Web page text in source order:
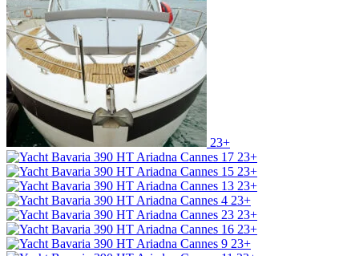
23+
23+
23+
23+
23+
23+
23+
23+